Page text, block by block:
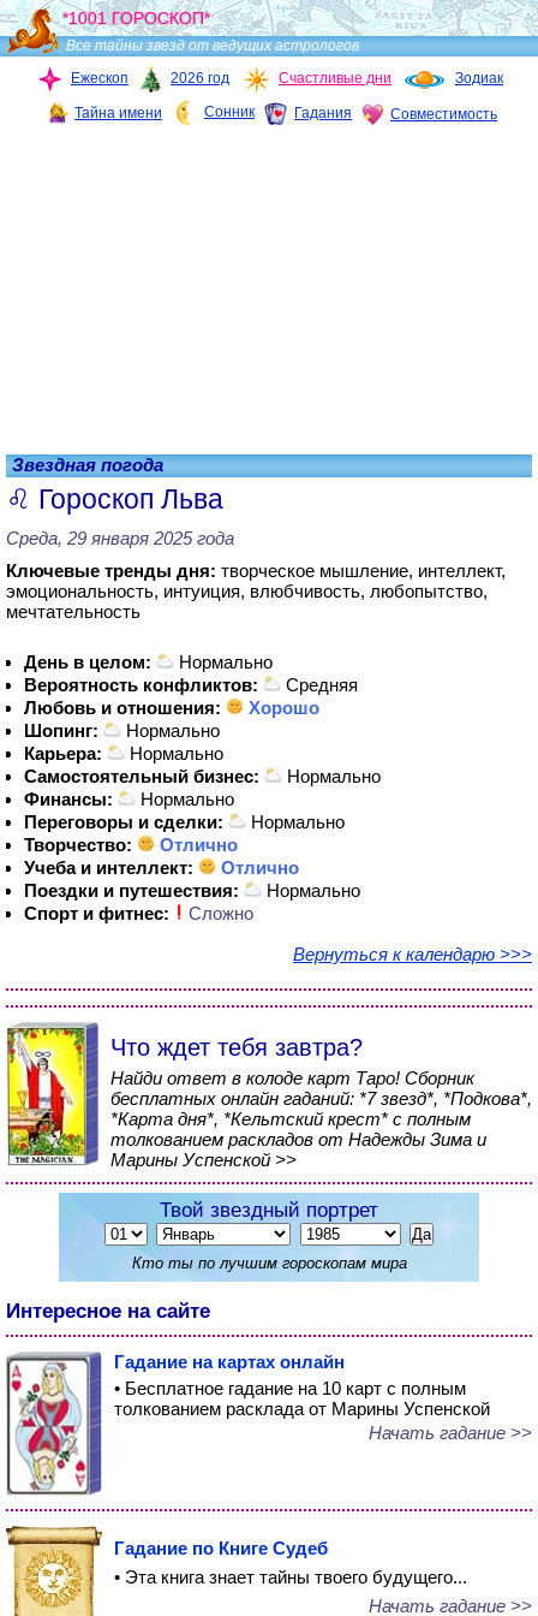
*1001 ГОРОСКОП*
Все тайны звезд от ведущих астрологов
Ежескоп
2026 год Счастливые дни Зодиак
Тайна имени Сонник Гадания Совместимость
Звездная погода
Гороскоп Льва
Среда, 29 января 2025 года
Ключевые тренды дня: творческое мышление, интеллект,
эмоциональность, интуиция, влюбчивость, любопытство,
мечтательность
День в целом:
Нормально
Вероятность конфликтов:
Средняя
Любовь и отношения:
Хорошо
Шопинг:
Нормально
Карьера:
Нормально
Самостоятельный бизнес:
Нормально
Финансы:
Нормально
Переговоры и сделки:
Нормально
Творчество:
Отлично
Учеба и интеллект:
Отлично
Поездки и путешествия:
Нормально
Спорт и фитнес:
Сложно
Вернуться к календарю >>>
Что ждет тебя завтра?
Найди ответ в колоде карт Таро! Сборник
бесплатных онлайн гаданий: *7 звезд*, *Подкова*,
*Карта дня*, *Кельтский крест* с полным
толкованием раскладов от Надежды Зима и
Марины Успенской >>
Твой звездный портрет
Кто ты по лучшим гороскопам мира
Интересное на сайте
Гадание на картах онлайн
• Бесплатное гадание на 10 карт с полным
толкованием расклада от Марины Успенской
Начать гадание >>
Гадание по Книге Судеб
• Эта книга знает тайны твоего будущего...
Начать гадание >>